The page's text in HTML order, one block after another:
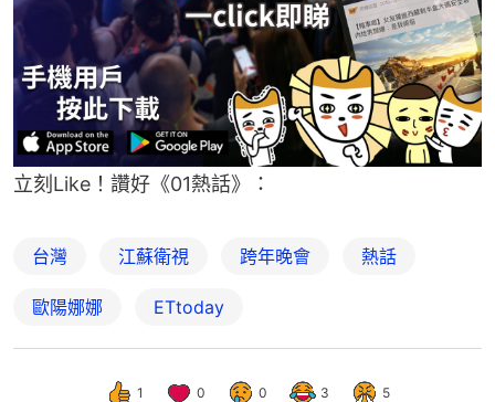
立刻Like！讚好《01熱話》：
台灣 江蘇衛視 跨年晚會 熱話
歐陽娜娜 ETtoday
1 0 0 3 5